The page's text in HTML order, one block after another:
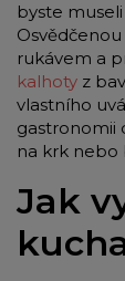
byste
rukávem a
kalhoty z
vlastního
gastronomii
na krk nebo
Jak